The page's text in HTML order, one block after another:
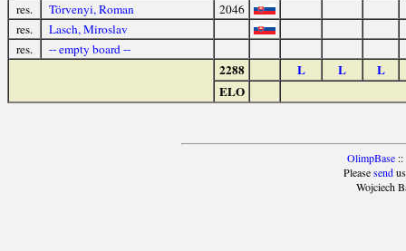
res.
Törvenyi, Roman
2046
res.
Lasch, Miroslav
res.
-- empty board --
2288 L L
L
ELO
OlimpBase::
Pleasesendus
Wojciech